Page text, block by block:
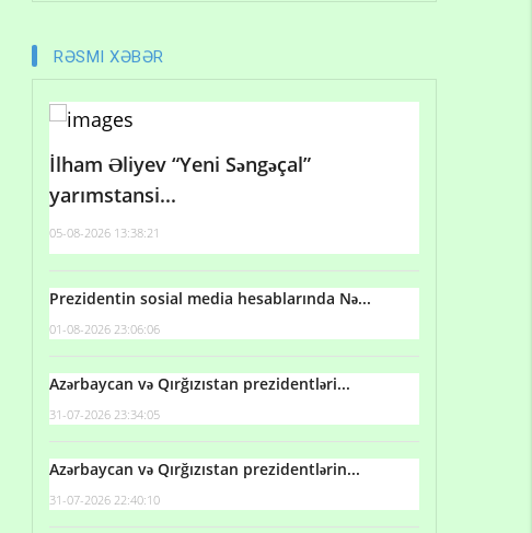
RƏSMI XƏBƏR
İlham Əliyev “Yeni Səngəçal”
yarımstansi...
05-08-2026 13:38:21
Prezidentin sosial media hesablarında Nə...
01-08-2026 23:06:06
Azərbaycan və Qırğızıstan prezidentləri...
31-07-2026 23:34:05
Azərbaycan və Qırğızıstan prezidentlərin...
31-07-2026 22:40:10